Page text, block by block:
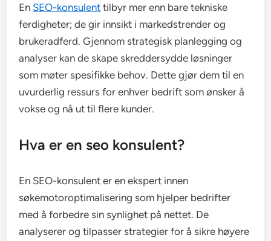
En SEO-konsulent tilbyr mer enn bare tekniske
ferdigheter; de gir innsikt i markedstrender og
brukeradferd. Gjennom strategisk planlegging og
analyser kan de skape skreddersydde løsninger
som møter spesifikke behov. Dette gjør dem til en
uvurderlig ressurs for enhver bedrift som ønsker å
vokse og nå ut til flere kunder.
Hva er en seo konsulent?
En SEO-konsulent er en ekspert innen
søkemotoroptimalisering som hjelper bedrifter
med å forbedre sin synlighet på nettet. De
analyserer og tilpasser strategier for å sikre høyere